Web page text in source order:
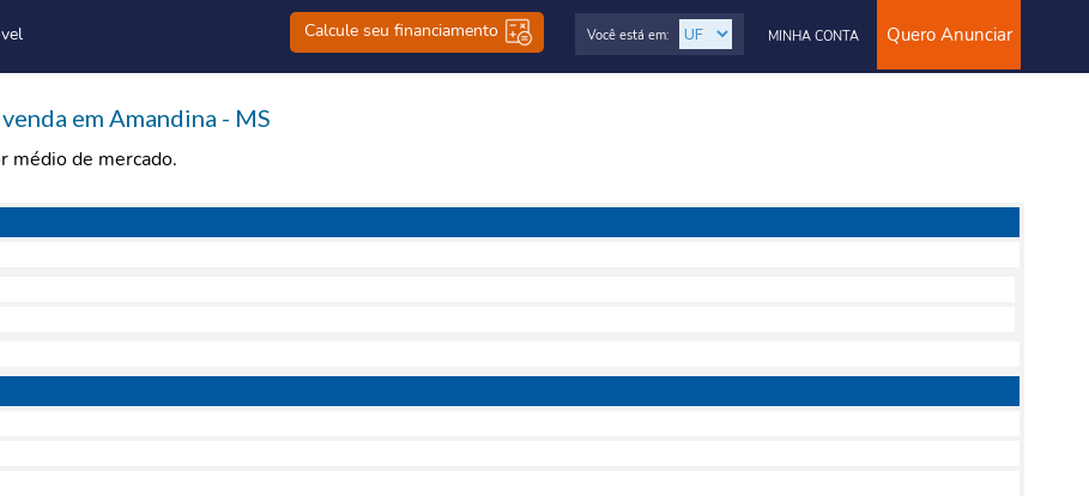
Calcule seu financiamento Quero Anunciar
MINHA CONTA
Você está em:
em Amandina - MS
médio de mercado.